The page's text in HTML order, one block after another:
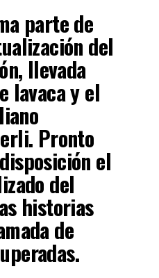
parte de
del
llevada
lavaca y el
Pronto
el
del
historias
de